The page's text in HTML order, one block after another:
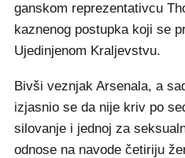
ganskom reprezentativcu
kaznenog postupka koji se
Ujedinjenom Kraljevstvu.
Bivši veznjak Arsenala, a
izjasnio se da nije kriv po
silovanje i jednoj za
odnose na navode četiriju